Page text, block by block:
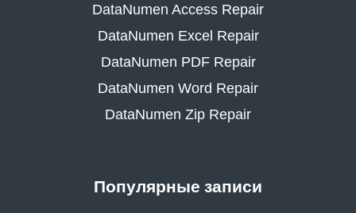
DataNumen Access Repair
DataNumen Excel Repair
DataNumen PDF Repair
DataNumen Word Repair
DataNumen Zip Repair
Популярные записи